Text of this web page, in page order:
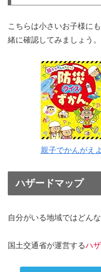
こちらは小さいお子様に
緒に確認してみましょう。
親子でかんがえ
ハザードマップ
自分がいる地域ではどん
国土交通省が運営するハ